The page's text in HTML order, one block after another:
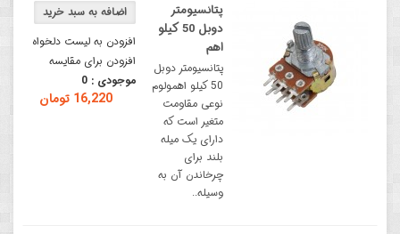
افزودن به لیست دلخواه
افزودن برای مقایسه
موجودی : 0
16,220 تومان
پتانسیومتر
دوبل 50 کیلو
اهم
پتانسیومتر دوبل
50 کیلو اهمولوم
نوعی مقاومت
متغیر است که
دارای یک میله
بلند برای
چرخاندن آن به
وسیله..